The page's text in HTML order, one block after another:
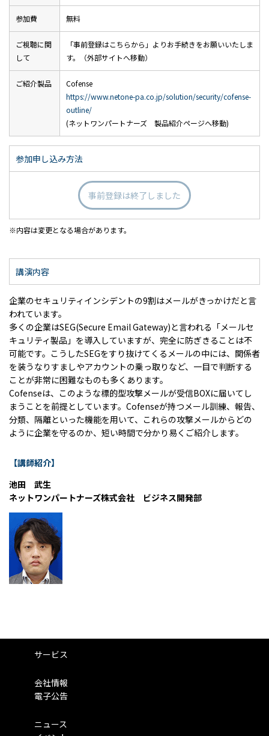
参加費 無料
ご視聴に関
して
「事前登録はこちらから」よりお手続きをお願いいたしま
す。（外部サイトへ移動）
ご紹介製品
Cofense
https://www.netone-pa.co.jp/solution/security/cofense-
outline/
(ネットワンパートナーズ 製品紹介ページへ移動)
参加申し込み方法
事前登録は終了しました
内容は変更となる場合があります。
講演内容
企業のセキュリティインシデントの9割はメールがきっかけだと言
われています。
多くの企業はSEG(Secure Email Gateway)と言われる「メールセ
キュリティ製品」を導入していますが、完全に防ぎきることは不
可能です。こうしたSEGをすり抜けてくるメールの中には、関係者
を装うなりすましやアカウントの乗っ取りなど、一目で判断する
ことが非常に困難なものも多くあります。
Cofenseは、このような標的型攻撃メールが受信BOXに届いてし
まうことを前提としています。Cofenseが持つメール訓練、報告、
分類、隔離といった機能を用いて、これらの攻撃メールからどの
ように企業を守るのか、短い時間で分かり易くご紹介します。
【講師紹介】
池田 武生
ネットワンパートナーズ株式会社 ビジネス開発部
サービス
会社情報
電子公告
ニュース